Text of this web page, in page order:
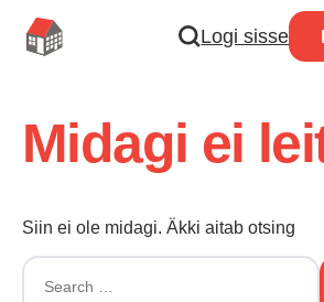
Logi sisse
Midagi ei
Siin ei ole midagi. Äkki aitab otsing
Search